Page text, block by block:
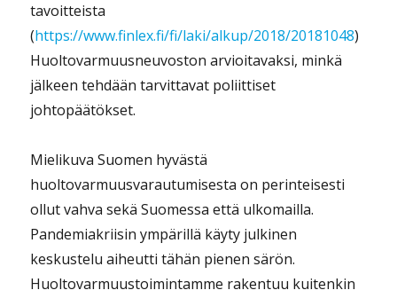
tavoitteista
(https://www.finlex.fi/fi/laki/alkup/2018/20181048)
Huoltovarmuusneuvoston arvioitavaksi, minkä
jälkeen tehdään tarvittavat poliittiset
johtopäätökset.
Mielikuva Suomen hyvästä
huoltovarmuusvarautumisesta on perinteisesti
ollut vahva sekä Suomessa että ulkomailla.
Pandemiakriisin ympärillä käyty julkinen
keskustelu aiheutti tähän pienen särön.
Huoltovarmuustoimintamme rakentuu kuitenkin